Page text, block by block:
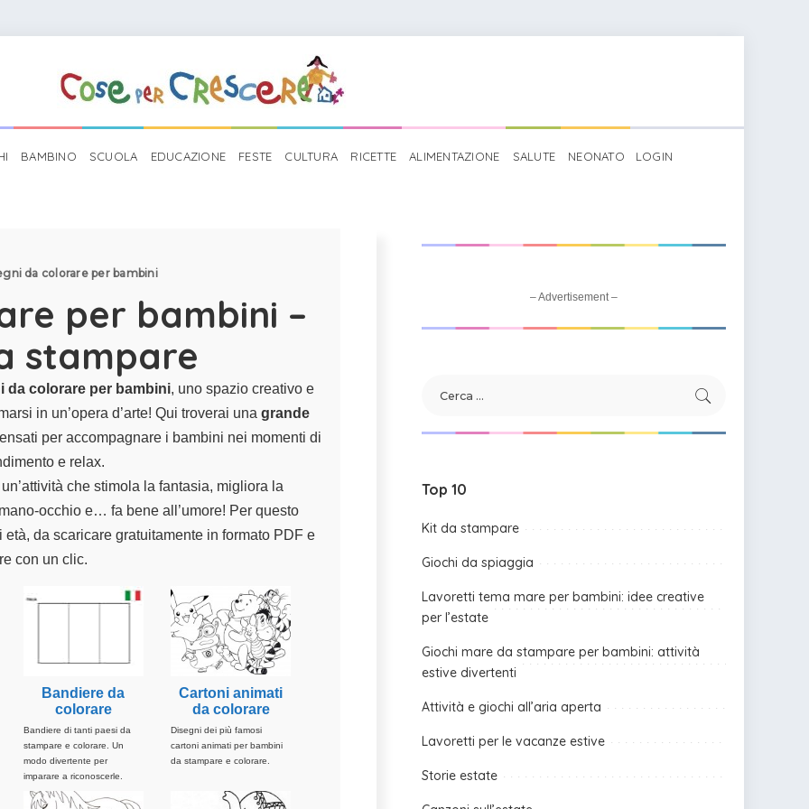
BAMBINO SCUOLA EDUCAZIONE FESTE CULTURA RICETTE ALIMENTAZIONE SALUTE NEONATO LOGIN
da colorare per bambini
per bambini –
stampare
da colorare per bambini, uno spazio creativo e
in un’opera d’arte! Qui troverai una grande
per accompagnare i bambini nei momenti di
e relax.
che stimola la fantasia, migliora la
occhio e… fa bene all’umore! Per questo
da scaricare gratuitamente in formato PDF e
con un clic.
Bandiere da
colorare
Bandiere di tanti paesi da
stampare e colorare. Un
modo divertente per
imparare a riconoscerle.
Cartoni animati
da colorare
Disegni dei più famosi
cartoni animati per bambini
da stampare e colorare.
– Advertisement –
Top 10
Kit da stampare
Giochi da spiaggia
Lavoretti tema mare per bambini: idee creative
per l’estate
Giochi mare da stampare per bambini: attività
estive divertenti
Attività e giochi all’aria aperta
Lavoretti per le vacanze estive
Storie estate